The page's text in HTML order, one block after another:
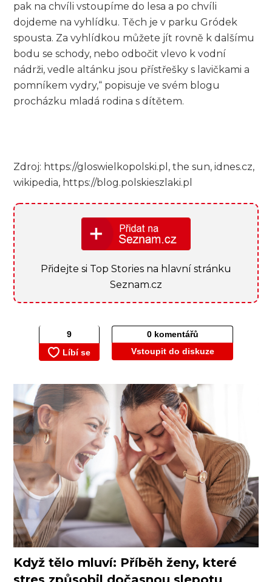
pak na chvíli vstoupíme do lesa a po chvíli
dojdeme na vyhlídku. Těch je v parku Gródek
spousta. Za vyhlídkou můžete jít rovně k dalšímu
bodu se schody, nebo odbočit vlevo k vodní
nádrži, vedle altánku jsou přístřešky s lavičkami a
pomníkem vydry,“ popisuje ve svém blogu
procházku mladá rodina s dítětem.
Zdroj: https://gloswielkopolski.pl, the sun, idnes.cz,
wikipedia, https://blog.polskieszlaki.pl
Přidejte si Top Stories na hlavní stránku
Seznam.cz
0 komentářů
Vstoupit do diskuze
Když tělo mluví: Příběh ženy, které